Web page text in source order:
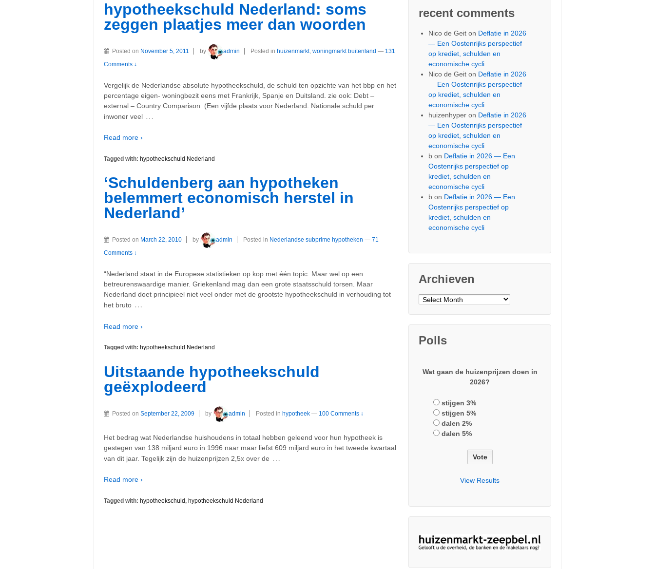
hypotheekschuld Nederland: soms
zeggen plaatjes meer dan woorden
Posted on November 5, 2011 by admin Posted in huizenmarkt, woningmarkt buitenland — 131
Comments ↓
Vergelijk de Nederlandse absolute hypotheekschuld, de schuld ten opzichte van het bbp en het
percentage eigen- woningbezit eens met Frankrijk, Spanje en Duitsland. zie ook: Debt –
external – Country Comparison (Een vijfde plaats voor Nederland. Nationale schuld per
inwoner veel …
Read more ›
Tagged with: hypotheekschuld Nederland
‘Schuldenberg aan hypotheken
belemmert economisch herstel in
Nederland’
Posted on March 22, 2010 by admin Posted in Nederlandse subprime hypotheken — 71
Comments ↓
“Nederland staat in de Europese statistieken op kop met één topic. Maar wel op een
betreurenswaardige manier. Griekenland mag dan een grote staatsschuld torsen. Maar
Nederland doet principieel niet veel onder met de grootste hypotheekschuld in verhouding tot
het bruto …
Read more ›
Tagged with: hypotheekschuld Nederland
Uitstaande hypotheekschuld
geëxplodeerd
Posted on September 22, 2009 by admin Posted in hypotheek — 100 Comments ↓
Het bedrag wat Nederlandse huishoudens in totaal hebben geleend voor hun hypotheek is
gestegen van 138 miljard euro in 1996 naar maar liefst 609 miljard euro in het tweede kwartaal
van dit jaar. Tegelijk zijn de huizenprijzen 2,5x over de …
Read more ›
Tagged with: hypotheekschuld, hypotheekschuld Nederland
recent comments
Nico de Geit on Deflatie in 2026
— Een Oostenrijks perspectief
op krediet, schulden en
economische cycli
Nico de Geit on Deflatie in 2026
— Een Oostenrijks perspectief
op krediet, schulden en
economische cycli
huizenhyper on Deflatie in 2026
— Een Oostenrijks perspectief
op krediet, schulden en
economische cycli
b on Deflatie in 2026 — Een
Oostenrijks perspectief op
krediet, schulden en
economische cycli
b on Deflatie in 2026 — Een
Oostenrijks perspectief op
krediet, schulden en
economische cycli
Archieven
Archieven
Polls
Wat gaan de huizenprijzen doen in
2026?
stijgen 3%
stijgen 5%
dalen 2%
dalen 5%
View Results